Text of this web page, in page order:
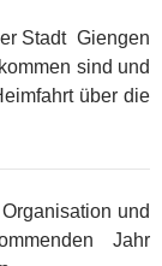
Stadt Giengen
sind und
über die
und
Jahr